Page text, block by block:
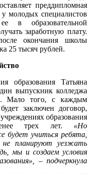
преддипломная
молодых специалистов
в образовательной
заработную плату.
окончания школы
25 тысяч рублей.
образования Татьяна
выпускник колледжа
Мало того, с каждым
заключен договор,
образования
трех лет. «Но
будет учиться ребята,
не планируют уезжать
мы и создаем условия
– подчеркнула